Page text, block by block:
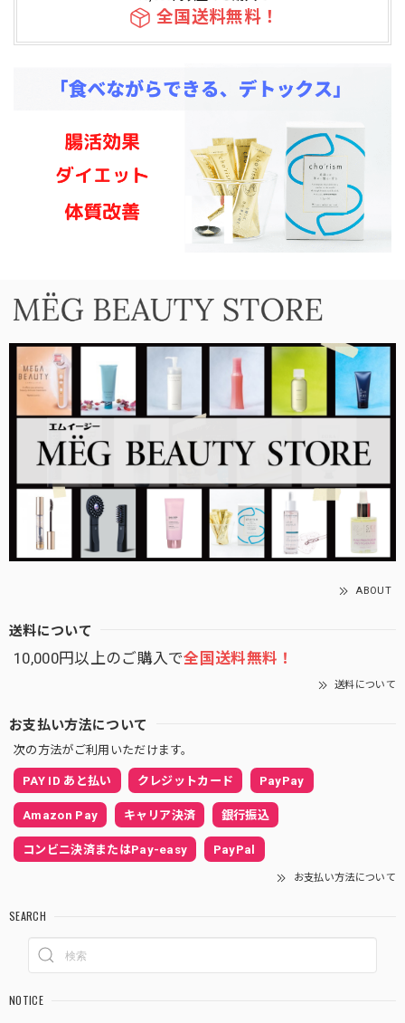
全国送料無料！
ABOUT
送料について
10,000円以上のご購入で全国送料無料！
送料について
お支払い方法について
次の方法がご利用いただけます。
PAY ID あと払い クレジットカード PayPay
Amazon Pay キャリア決済 銀行振込
コンビニ決済またはPay-easy PayPal
お支払い方法について
SEARCH
NOTICE